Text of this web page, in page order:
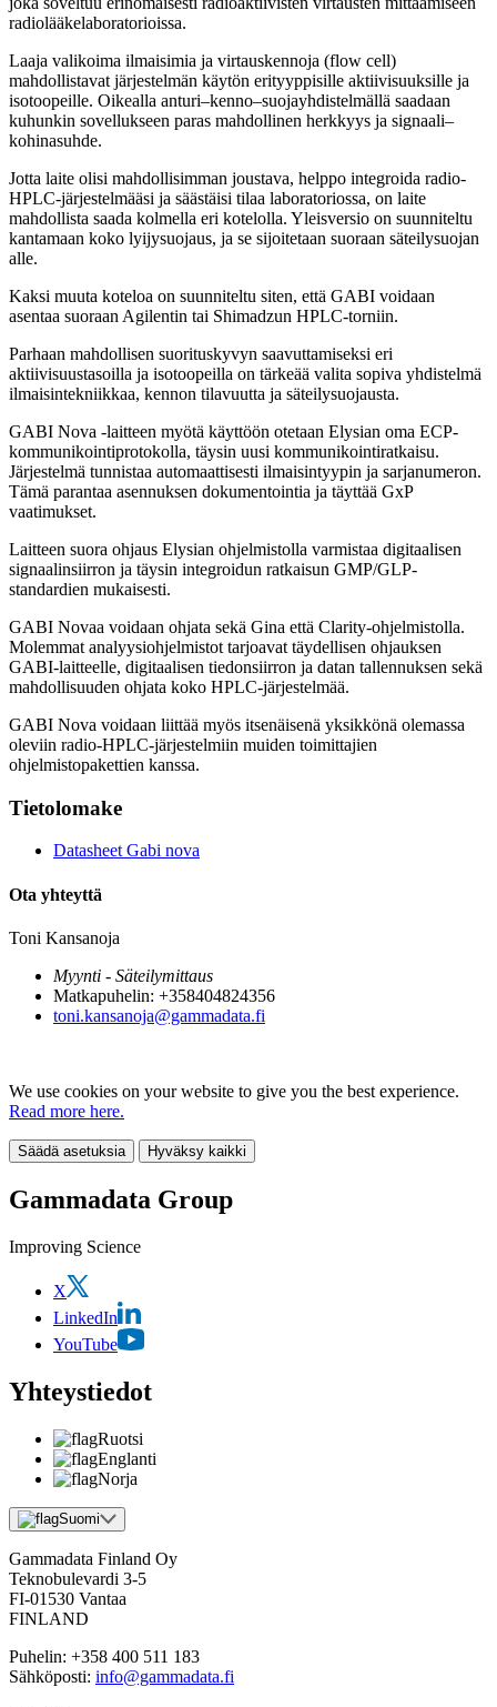
radiolääkelaboratorioissa.
Laaja valikoima ilmaisimia ja virtauskennoja (flow cell)
mahdollistavat järjestelmän käytön erityyppisille aktiivisuuksille ja
isotoopeille. Oikealla anturi–kenno–suojayhdistelmällä saadaan
kuhunkin sovellukseen paras mahdollinen herkkyys ja signaali–
kohinasuhde.
Jotta laite olisi mahdollisimman joustava, helppo integroida radio-
HPLC-järjestelmääsi ja säästäisi tilaa laboratoriossa, on laite
mahdollista saada kolmella eri kotelolla. Yleisversio on suunniteltu
kantamaan koko lyijysuojaus, ja se sijoitetaan suoraan säteilysuojan
alle.
Kaksi muuta koteloa on suunniteltu siten, että GABI voidaan
asentaa suoraan Agilentin tai Shimadzun HPLC-torniin.
Parhaan mahdollisen suorituskyvyn saavuttamiseksi eri
aktiivisuustasoilla ja isotoopeilla on tärkeää valita sopiva yhdistelmä
ilmaisintekniikkaa, kennon tilavuutta ja säteilysuojausta.
GABI Nova -laitteen myötä käyttöön otetaan Elysian oma ECP-
kommunikointiprotokolla, täysin uusi kommunikointiratkaisu.
Järjestelmä tunnistaa automaattisesti ilmaisintyypin ja sarjanumeron.
Tämä parantaa asennuksen dokumentointia ja täyttää GxP
vaatimukset.
Laitteen suora ohjaus Elysian ohjelmistolla varmistaa digitaalisen
signaalinsiirron ja täysin integroidun ratkaisun GMP/GLP-
standardien mukaisesti.
GABI Novaa voidaan ohjata sekä Gina että Clarity-ohjelmistolla.
Molemmat analyysiohjelmistot tarjoavat täydellisen ohjauksen
GABI-laitteelle, digitaalisen tiedonsiirron ja datan tallennuksen sekä
mahdollisuuden ohjata koko HPLC-järjestelmää.
GABI Nova voidaan liittää myös itsenäisenä yksikkönä olemassa
oleviin radio-HPLC-järjestelmiin muiden toimittajien
ohjelmistopakettien kanssa.
Tietolomake
Datasheet Gabi nova
Ota yhteyttä
Toni Kansanoja
Myynti - Säteilymittaus
Matkapuhelin: +358404824356
toni.kansanoja@gammadata.fi
We use cookies on your website to give you the best experience.
Read more here.
Säädä asetuksia Hyväksy kaikki
Gammadata Group
Improving Science
X
LinkedIn
YouTube
Yhteystiedot
Ruotsi
Englanti
Norja
Suomi
Gammadata Finland Oy
Teknobulevardi 3-5
FI-01530 Vantaa
FINLAND
Puhelin: +358 400 511 183
Sähköposti: info@gammadata.fi